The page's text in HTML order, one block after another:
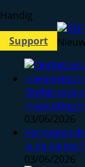
Handig
Support
investering
03/06/2026
je de balans?
03/06/2026